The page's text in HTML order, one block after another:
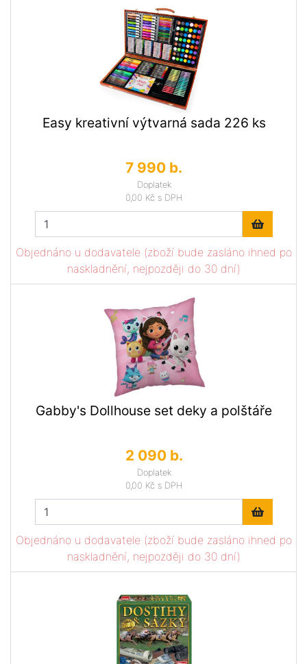
Easy kreativní výtvarná sada 226 ks
7 990 b.
Doplatek
0,00 Kč s DPH
Objednáno u dodavatele (zboží bude zasláno ihned po
naskladnění, nejpozději do 30 dní)
Gabby's Dollhouse set deky a polštáře
2 090 b.
Doplatek
0,00 Kč s DPH
Objednáno u dodavatele (zboží bude zasláno ihned po
naskladnění, nejpozději do 30 dní)